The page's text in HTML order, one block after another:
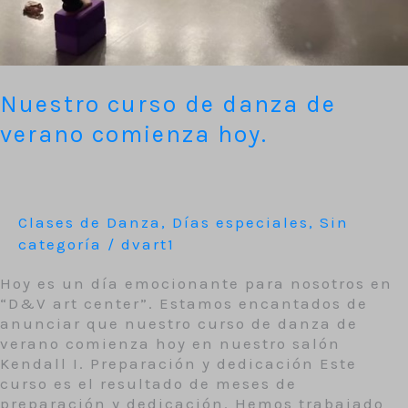
Nuestro curso de danza de
verano comienza hoy.
Clases de Danza , Días especiales , Sin
categoría / dvart1
Hoy es un día emocionante para nosotros en
“D&V art center”. Estamos encantados de
anunciar que nuestro curso de danza de
verano comienza hoy en nuestro salón
Kendall I. Preparación y dedicación Este
curso es el resultado de meses de
preparación y dedicación. Hemos trabajado